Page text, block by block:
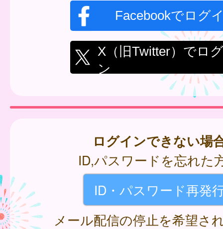
Facebookでログ
X（旧Twitter）でロ
ン
ログインできない場
ID,パスワードを忘れた
ID・パスワード再発
メール配信の停止を希望さ